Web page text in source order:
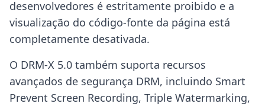
desenvolvedores é estritamente proibido e a
visualização do código-fonte da página está
completamente desativada.
O DRM-X 5.0 também suporta recursos
avançados de segurança DRM, incluindo Smart
Prevent Screen Recording, Triple Watermarking,